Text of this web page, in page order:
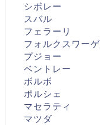
シボレー
スバル
フェラーリ
フォルクスワー
プジョー
ベントレー
ボルボ
ポルシェ
マセラティ
マツダ